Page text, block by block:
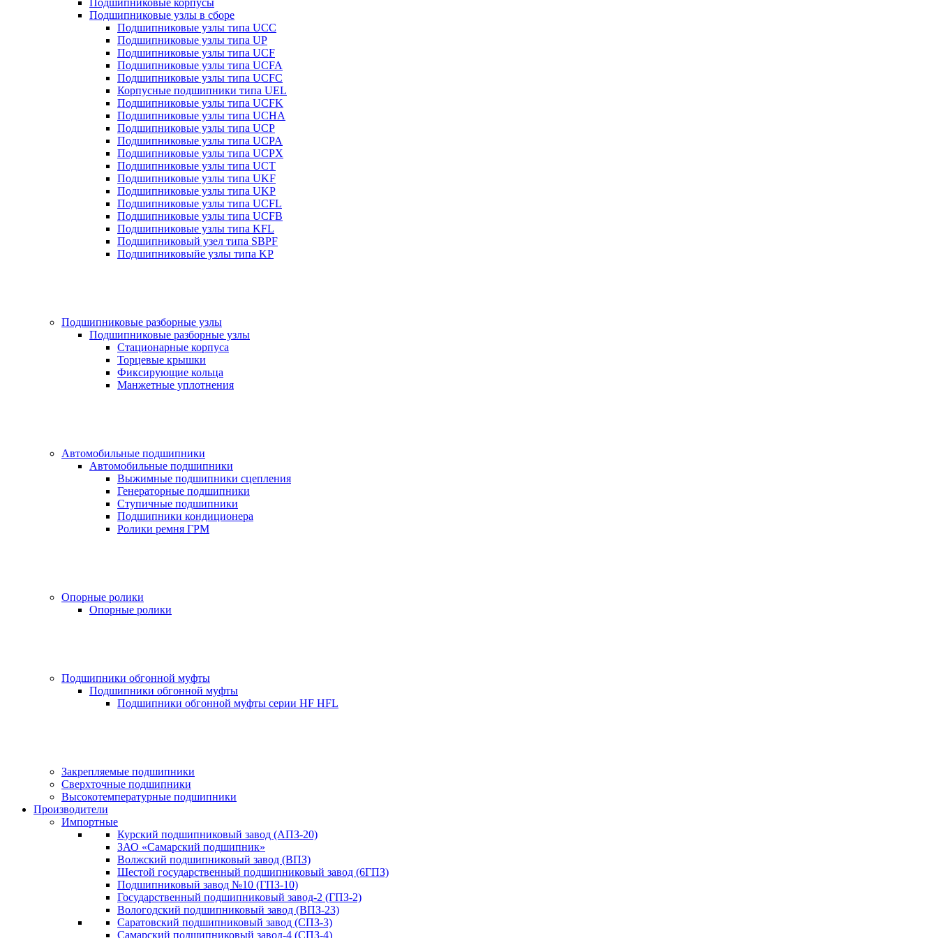
Подшипниковые корпусы
Подшипниковые узлы в сборе
Подшипниковые узлы типа UCC
Подшипниковые узлы типа UP
Подшипниковые узлы типа UCF
Подшипниковые узлы типа UCFA
Подшипниковые узлы типа UCFC
Корпусные подшипники типа UEL
Подшипниковые узлы типа UCFK
Подшипниковые узлы типа UCHA
Подшипниковые узлы типа UCP
Подшипниковые узлы типа UCPA
Подшипниковые узлы типа UCPX
Подшипниковые узлы типа UCT
Подшипниковые узлы типа UKF
Подшипниковые узлы типа UKP
Подшипниковые узлы типа UCFL
Подшипниковые узлы типа UCFB
Подшипниковые узлы типа KFL
Подшипниковый узел типа SBPF
Подшипниковыйе узлы типа KP
Подшипниковые разборные узлы
Подшипниковые разборные узлы
Стационарные корпуса
Торцевые крышки
Фиксирующие кольца
Манжетные уплотнения
Автомобильные подшипники
Автомобильные подшипники
Выжимные подшипники сцепления
Генераторные подшипники
Ступичные подшипники
Подшипники кондиционера
Ролики ремня ГРМ
Опорные ролики
Опорные ролики
Подшипники обгонной муфты
Подшипники обгонной муфты
Подшипники обгонной муфты серии HF HFL
Закрепляемые подшипники
Сверхточные подшипники
Высокотемпературные подшипники
Производители
Импортные
Курский подшипниковый завод (АПЗ-20)
ЗАО «Самарский подшипник»
Волжский подшипниковый завод (ВПЗ)
Шестой государственный подшипниковый завод (6ГПЗ)
Подшипниковый завод №10 (ГПЗ-10)
Государственный подшипниковый завод-2 (ГПЗ-2)
Вологодский подшипниковый завод (ВПЗ-23)
Саратовский подшипниковый завод (СПЗ-3)
Самарский подшипниковый завод-4 (СПЗ-4)